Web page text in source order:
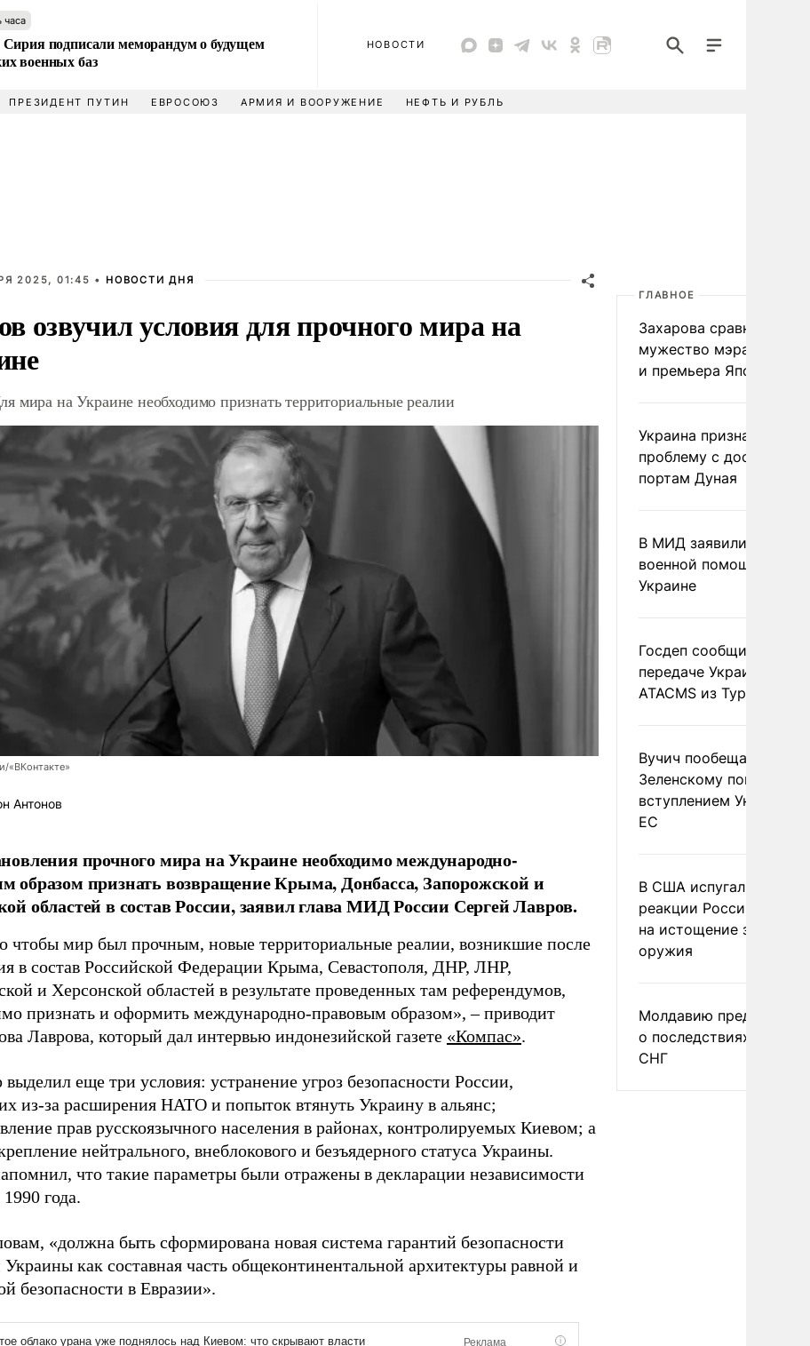
часа
Сирия подписали меморандум о будущем
военных баз
НОВОСТИ
ПРЕЗИДЕНТ ПУТИН ЕВРОСОЮЗ АРМИЯ И ВООРУЖЕНИЕ НЕФТЬ И РУБЛЬ
2025, 01:45 • НОВОСТИ ДНЯ
озвучил условия для прочного мира на
мира на Украине необходимо признать территориальные реалии
«ВКонтакте»
Антонов
прочного мира на Украине необходимо международно-
образом признать возвращение Крыма, Донбасса, Запорожской и
областей в состав России, заявил глава МИД России Сергей Лавров.
чтобы мир был прочным, новые территориальные реалии, возникшие после
в состав Российской Федерации Крыма, Севастополя, ДНР, ЛНР,
и Херсонской областей в результате проведенных там референдумов,
признать и оформить международно-правовым образом», – приводит
Лаврова, который дал интервью индонезийской газете «Компас».
еще три условия: устранение угроз безопасности России,
из-за расширения НАТО и попыток втянуть Украину в альянс;
прав русскоязычного населения в районах, контролируемых Киевом; а
нейтрального, внеблокового и безъядерного статуса Украины.
что такие параметры были отражены в декларации независимости
года.
«должна быть сформирована новая система гарантий безопасности
как составная часть общеконтинентальной архитектуры равной и
безопасности в Евразии».
ГЛАВНОЕ
Захарова сравнила
мужество мэра
и премьера Японии
Украина признала
проблему с доступом к
портам Дуная
В МИД заявили о
военной помощи
Украине
Госдеп сообщил о
передаче Украине
ATACMS из Турции
Вучич пообещал
Зеленскому помочь со
вступлением Украины в
ЕС
В США испугались
реакции России и
на истощение запасов
оружия
Молдавию
о последствиях выхода
СНГ